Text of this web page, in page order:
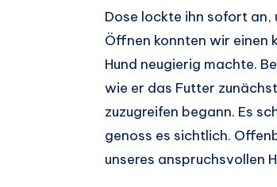
Dose lockte ihn sofort an,
Öffnen konnten wir einen
Hund neugierig machte.
wie er das Futter
zuzugreifen begann. Es
genoss es sichtlich.
unseres anspruchsvollen